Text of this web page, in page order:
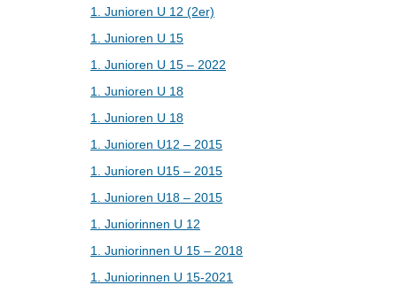
1. Junioren U 12 (2er)
1. Junioren U 15
1. Junioren U 15 – 2022
1. Junioren U 18
1. Junioren U 18
1. Junioren U12 – 2015
1. Junioren U15 – 2015
1. Junioren U18 – 2015
1. Juniorinnen U 12
1. Juniorinnen U 15 – 2018
1. Juniorinnen U 15-2021